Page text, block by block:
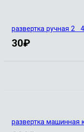
развертка ручная
30₽
развертка